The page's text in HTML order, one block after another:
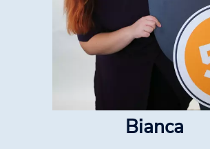
Bianca